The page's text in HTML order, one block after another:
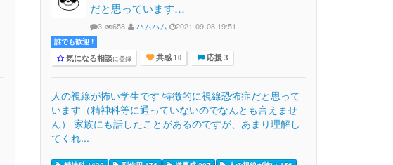
だと思っています…
3 658 ハムハム 2021-09-08 19:51
誰でも歓迎 !
気になる相談に登録 共感 10 応援 3
人の視線が怖い学生です 特徴的に視線恐怖症だと思って
います（精神科等に通っていないのでなんとも言えませ
ん） 家族にも話したことがあるのですが、あまり理解し
てくれ...